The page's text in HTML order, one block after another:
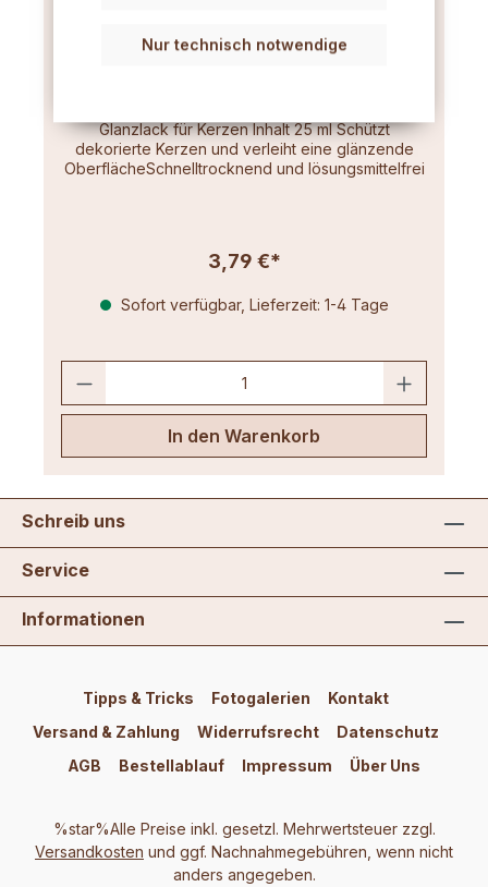
Glanzlack für Kerzen 25ml
Glanzlack für Kerzen Inhalt 25 ml Schützt
dekorierte Kerzen und verleiht eine glänzende
OberflächeSchnelltrocknend und lösungsmittelfrei
3,79 €*
Sofort verfügbar, Lieferzeit: 1-4 Tage
In den Warenkorb
Schreib uns
Service
Informationen
Tipps & Tricks Fotogalerien
Kontakt
Versand & Zahlung
Widerrufsrecht
Datenschutz
AGB
Bestellablauf Impressum Über Uns
%star%Alle Preise inkl. gesetzl. Mehrwertsteuer zzgl.
Versandkosten und ggf. Nachnahmegebühren, wenn nicht
anders angegeben.
Nur technisch notwendige